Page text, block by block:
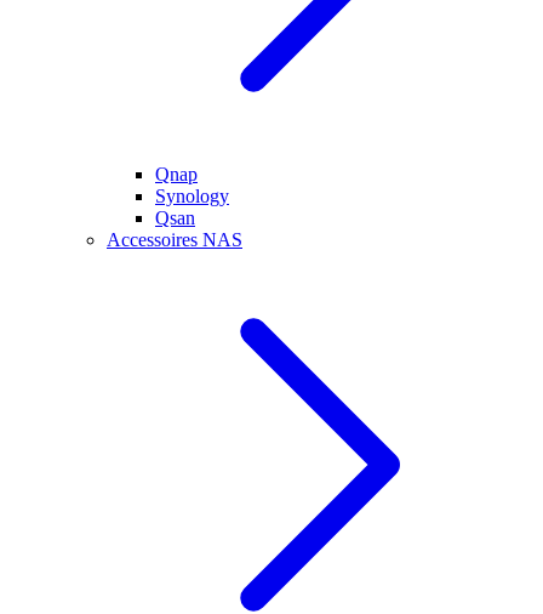
Qnap
Synology
Qsan
Accessoires NAS